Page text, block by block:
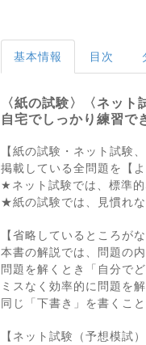
基本情報 目次
〈紙の試験〉〈ネット
自宅でしっかり練習で
【紙の試験・ネット試験
掲載している全問題を【
★ネット試験では、標準
★紙の試験では、見慣れ
【省略しているところが
本書の解説では、問題の
問題を解くとき「自分で
ミスなく効率的に問題を
同じ「下書き」を書くこ
【ネット試験（予想模試